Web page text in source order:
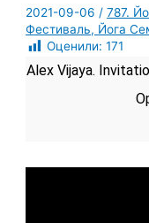
2021-09-06/787.
Фестиваль, Йога
Оценили: 171
Alex Vijaya.